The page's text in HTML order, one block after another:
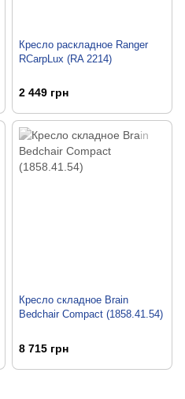
Кресло раскладное Ranger
RCarpLux (RA 2214)
2 449 грн
Кресло складное Brain
Bedchair Compact (1858.41.54)
8 715 грн